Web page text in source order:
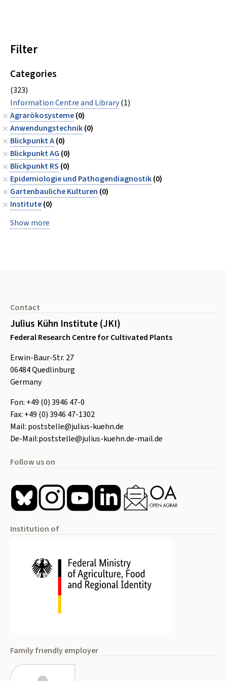
Filter
Categories
(323)
Information Centre and Library(1)
Agrarökosysteme(0)
Anwendungstechnik(0)
Blickpunkt A(0)
Blickpunkt AG (0)
Blickpunkt RS (0)
Epidemiologie und Pathogendiagnostik(0)
Gartenbauliche Kulturen (0)
Institute(0)
Show more
Contact
Julius Kühn Institute (JKI)
Federal Research Centre for Cultivated Plants
Erwin-Baur-Str. 27
06484Quedlinburg
Germany
Fon: +49 (0) 3946 47-0
Fax: +49 (0) 3946 47-1302
Mail: poststelle@julius-kuehn.de
De-Mail:poststelle@julius-kuehn.de-mail.de
Follow us on
Institution of
Family friendly employer